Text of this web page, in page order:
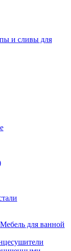
и сливы для
Мебель для ванной